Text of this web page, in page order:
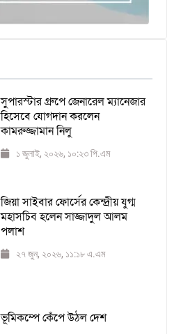
সুপারস্টার গ্রুপে জেনারেল ম্যানেজার
হিসেবে যোগদান করলেন
কামরুজ্জামান নিলু
১ জুলাই, ২০২৬, ১০:২৩ পি.এম
জিয়া সাইবার ফোর্সের কেন্দ্রীয় যুগ্ম
মহাসচিব হলেন সাজ্জাদুল আলম
পলাশ
২৭ জুন, ২০২৬, ১১:১৮ এ.এম
ভূমিকম্পে কেঁপে উঠল দেশ